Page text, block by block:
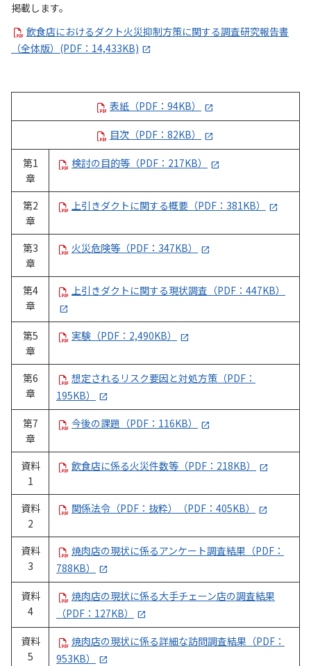
掲載します。
飲食店におけるダクト火災抑制方策に関する調査研究報告書
（全体版）(PDF：14,433KB)
表紙（PDF：94KB）
目次（PDF：82KB）
第1
章
検討の目的等（PDF：217KB）
第2
章
上引きダクトに関する概要（PDF：381KB）
第3
章
火災危険等（PDF：347KB）
第4
章
上引きダクトに関する現状調査（PDF：447KB）
第5
章
実験（PDF：2,490KB）
第6
章
想定されるリスク要因と対処方策（PDF：
195KB）
第7
章
今後の課題（PDF：116KB）
資料
1
飲食店に係る火災件数等（PDF：218KB）
資料
2
関係法令（PDF：抜粋）（PDF：405KB）
資料
3
焼肉店の現状に係るアンケート調査結果（PDF：
788KB）
資料
4
焼肉店の現状に係る大手チェーン店の調査結果
（PDF：127KB）
資料
5
焼肉店の現状に係る詳細な訪問調査結果（PDF：
953KB）